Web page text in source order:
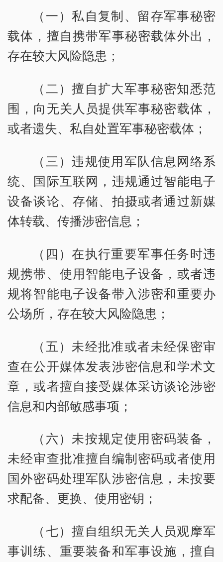
（一）私自复制、留存军事秘密
载体，擅自携带军事秘密载体外出，
存在较大风险隐患；
（二）擅自扩大军事秘密知悉范
围，向无关人员提供军事秘密载体，
或者遗失、私自处置军事秘密载体；
（三）违规使用军队信息网络系
统、国际互联网，违规通过智能电子
设备谈论、存储、拍摄或者通过新媒
体转载、传播涉密信息；
（四）在执行重要军事任务时违
规携带、使用智能电子设备，或者违
规将智能电子设备带入涉密和重要办
公场所，存在较大风险隐患；
（五）未经批准或者未经保密审
查在公开媒体发表涉密信息和学术文
章，或者擅自接受媒体采访谈论涉密
信息和内部敏感事项；
（六）未按规定使用密码装备，
未经审查批准擅自编制密码或者使用
国外密码处理军队涉密信息，未按要
求配备、更换、使用密钥；
（七）擅自组织无关人员观摩军
事训练、重要装备和军事设施，擅自